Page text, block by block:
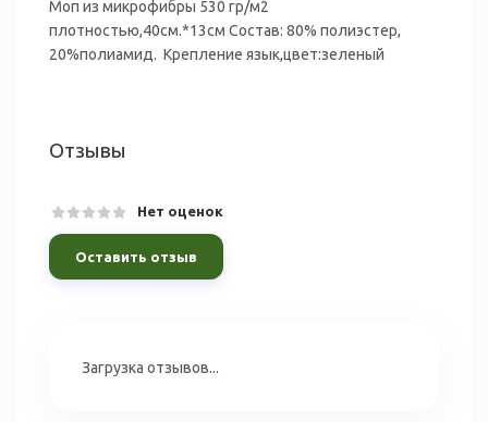
Моп из микрофибры 530 гр/м2
плотностью,40см.*13см Состав: 80% полиэстер,
20%полиамид. Крепление язык,цвет:зеленый
Отзывы
Нет оценок
Оставить отзыв
Загрузка отзывов...